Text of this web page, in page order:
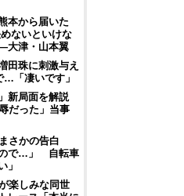
本から届いた
ないといけな
大津・山本翼
田珠に刺激与え
「凄いです」
新局面を解説
だった」当事
さかの告白
ので…」 自転車
」
楽しみな同世